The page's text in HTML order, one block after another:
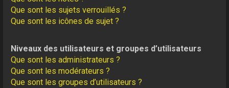
Que sont les sujets verrouillés ?
Que sont les icônes de sujet ?
Niveaux des utilisateurs et groupes d’utilisateurs
Que sont les administrateurs ?
Que sont les modérateurs ?
Que sont les groupes d’utilisateurs ?